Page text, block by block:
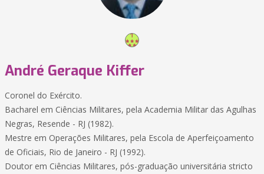
André Geraque Kiffer
Coronel do Exército.
Bacharel em Ciências Militares, pela Academia Militar das Agulhas
Negras, Resende - RJ (1982).
Mestre em Operações Militares, pela Escola de Aperfeiçoamento
de Oficiais, Rio de Janeiro - RJ (1992).
Doutor em Ciências Militares, pós-graduação universitária stricto